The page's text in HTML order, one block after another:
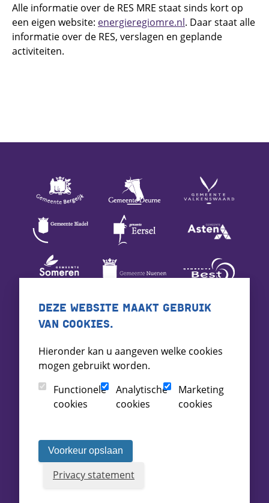
Alle informatie over de RES MRE staat sinds kort op
een eigen website: energieregiomre.nl. Daar staat alle
informatie over de RES, verslagen en geplande
activiteiten.
DEZE WEBSITE MAAKT GEBRUIK
VAN COOKIES.
Hieronder kan u aangeven welke cookies
mogen gebruikt worden.
Functionele
cookies
Analytische
cookies
Marketing
cookies
Voorkeur opslaan
Privacy statement